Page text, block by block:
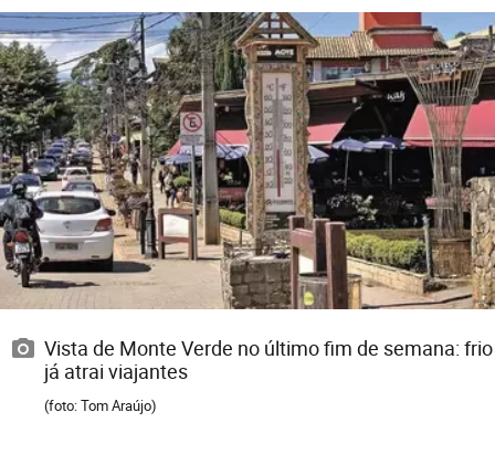
Vista de Monte Verde no último fim de semana: frio
já atrai viajantes
(foto: Tom Araújo)